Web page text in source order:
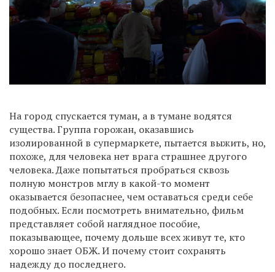
На город спускается туман, а в тумане водятся
существа. Группа горожан, оказавшись
изолированной в супермаркете, пытается выжить, но,
похоже, для человека нет врага страшнее другого
человека. Даже попытаться пробраться сквозь
полную монстров мглу в какой-то момент
оказывается безопаснее, чем оставаться среди себе
подобных. Если посмотреть внимательно, фильм
представляет собой наглядное пособие,
показывающее, почему дольше всех живут те, кто
хорошо знает ОБЖ. И почему стоит сохранять
надежду до последнего.